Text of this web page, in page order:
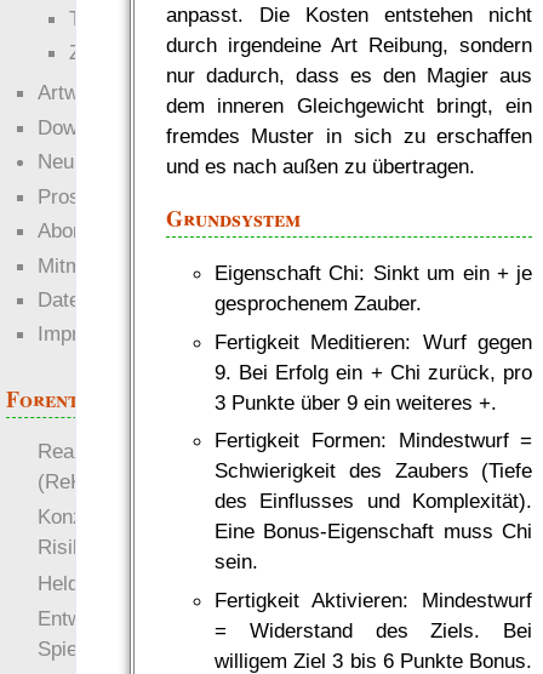
anpasst. Die Kosten entstehen nicht
durch irgendeine Art Reibung, sondern
nur dadurch, dass es den Magier aus
dem inneren Gleichgewicht bringt, ein
fremdes Muster in sich zu erschaffen
und es nach außen zu übertragen.
Grundsystem
Eigenschaft Chi: Sinkt um ein + je
gesprochenem Zauber.
Fertigkeit Meditieren: Wurf gegen
9. Bei Erfolg ein + Chi zurück, pro
3 Punkte über 9 ein weiteres +.
Fertigkeit Formen: Mindestwurf =
Schwierigkeit des Zaubers (Tiefe
des Einflusses und Komplexität).
Eine Bonus-Eigenschaft muss Chi
sein.
Fertigkeit Aktivieren: Mindestwurf
= Widerstand des Ziels. Bei
willigem Ziel 3 bis 6 Punkte Bonus.
Technophob
Zettel-RPG
Artwork
Downloads
Neuigkeiten
Prosa
Abonnieren
Mitmachen
Datenschutz
Impressum
Forenthemen
Realistische Kämpfe
(ReKa)
Konzept für Schwächen:
Risiko
Heldendokument
Entwicklung von
Spielwelten